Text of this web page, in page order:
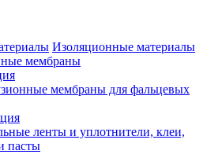
Изоляционные материалы
мембраны
мембраны для фальцевых
ленты и уплотнители, клеи,
пасты